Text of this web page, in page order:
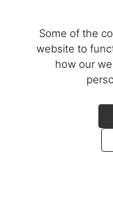
Some of the
website to
how our